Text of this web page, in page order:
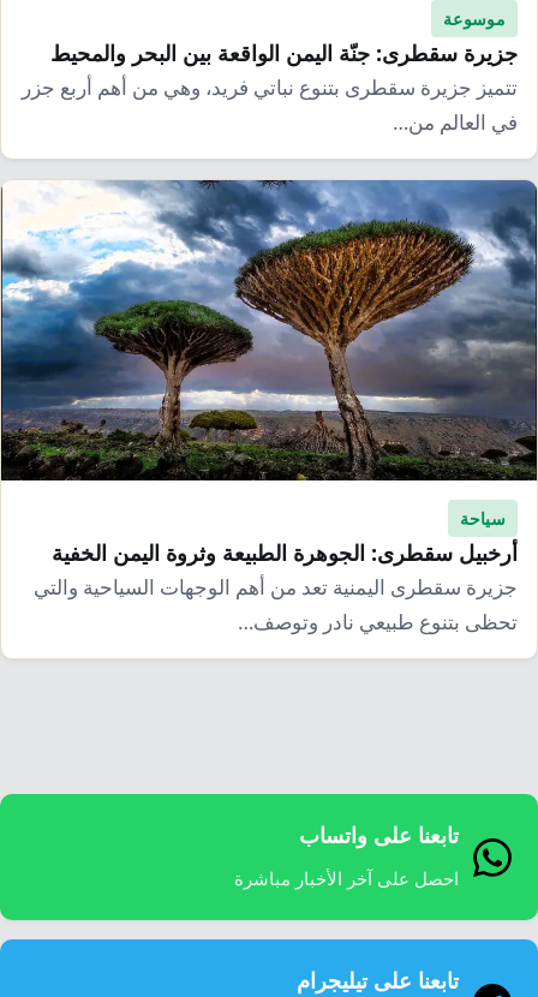
موسوعة
جزيرة سقطرى: جنّة اليمن الواقعة بين البحر والمحيط
تتميز جزيرة سقطرى بتنوع نباتي فريد، وهي من أهم أربع جزر
في العالم من…
سياحة
أرخبيل سقطرى: الجوهرة الطبيعة وثروة اليمن الخفية
جزيرة سقطرى اليمنية تعد من أهم الوجهات السياحية والتي
تحظى بتنوع طبيعي نادر وتوصف…
تابعنا على واتساب
احصل على آخر الأخبار مباشرة
تابعنا على تيليجرام